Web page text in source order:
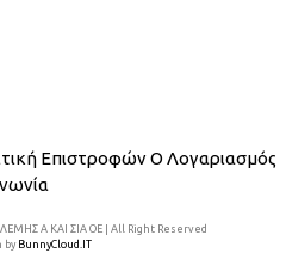
ΕπιστροφώνΟ Λογαριασμός
Α ΚΑΙ ΣΙΑ ΟΕ | All Right Reserved
by BunnyCloud.IT